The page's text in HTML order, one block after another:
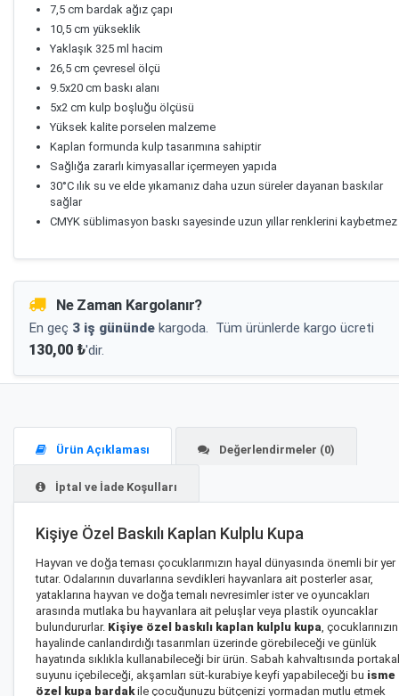
7,5 cm bardak ağız çapı
10,5 cm yükseklik
Yaklaşık 325 ml hacim
26,5 cm çevresel ölçü
9.5x20 cm baskı alanı
5x2 cm kulp boşluğu ölçüsü
Yüksek kalite porselen malzeme
Kaplan formunda kulp tasarımına sahiptir
Sağlığa zararlı kimyasallar içermeyen yapıda
30°C ılık su ve elde yıkamanız daha uzun süreler dayanan baskılar
sağlar
CMYK süblimasyon baskı sayesinde uzun yıllar renklerini kaybetmez
Ne Zaman Kargolanır?
En geç 3 iş gününde kargoda. Tüm ürünlerde kargo ücreti
130,00 ₺'dir.
Ürün Açıklaması Değerlendirmeler (0)
İptal ve İade Koşulları
Kişiye Özel Baskılı Kaplan Kulplu Kupa
Hayvan ve doğa teması çocuklarımızın hayal dünyasında önemli bir yer
tutar. Odalarının duvarlarına sevdikleri hayvanlara ait posterler asar,
yataklarına hayvan ve doğa temalı nevresimler ister ve oyuncakları
arasında mutlaka bu hayvanlara ait peluşlar veya plastik oyuncaklar
bulundururlar. Kişiye özel baskılı kaplan kulplu kupa , çocuklarınızın
hayalinde canlandırdığı tasarımları üzerinde görebileceği ve günlük
hayatında sıklıkla kullanabileceği bir ürün. Sabah kahvaltısında portakal
suyunu içebileceği, akşamları süt-kurabiye keyfi yapabileceği bu isme
özel kupa bardakile çocuğunuzu bütçenizi yormadan mutlu etmek